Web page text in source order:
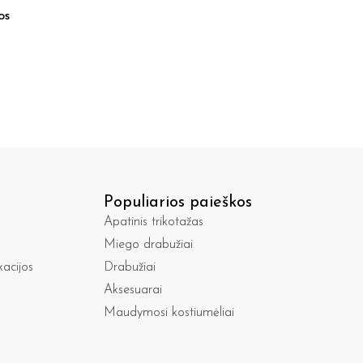
Populiarios paieškos
Apatinis trikotažas
Miego drabužiai
Drabužiai
Aksesuarai
Maudymosi kostiumėliai